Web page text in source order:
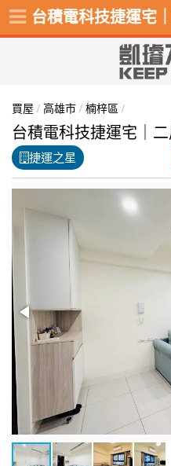
買屋 / 高雄市 / 楠梓區 /
台積電科技捷運宅｜
捷運之星